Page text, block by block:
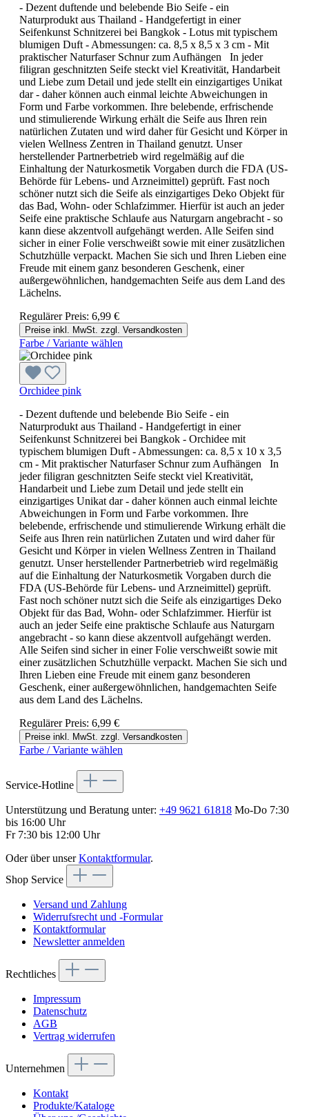
- Dezent duftende und belebende Bio Seife - ein
Naturprodukt aus Thailand - Handgefertigt in einer
Seifenkunst Schnitzerei bei Bangkok - Lotus mit typischem
blumigen Duft - Abmessungen: ca. 8,5 x 8,5 x 3 cm - Mit
praktischer Naturfaser Schnur zum Aufhängen In jeder
filigran geschnitzten Seife steckt viel Kreativität, Handarbeit
und Liebe zum Detail und jede stellt ein einzigartiges Unikat
dar - daher können auch einmal leichte Abweichungen in
Form und Farbe vorkommen. Ihre belebende, erfrischende
und stimulierende Wirkung erhält die Seife aus Ihren rein
natürlichen Zutaten und wird daher für Gesicht und Körper in
vielen Wellness Zentren in Thailand genutzt. Unser
herstellender Partnerbetrieb wird regelmäßig auf die
Einhaltung der Naturkosmetik Vorgaben durch die FDA (US-
Behörde für Lebens- und Arzneimittel) geprüft. Fast noch
schöner nutzt sich die Seife als einzigartiges Deko Objekt für
das Bad, Wohn- oder Schlafzimmer. Hierfür ist auch an jeder
Seife eine praktische Schlaufe aus Naturgarn angebracht - so
kann diese akzentvoll aufgehängt werden. Alle Seifen sind
sicher in einer Folie verschweißt sowie mit einer zusätzlichen
Schutzhülle verpackt. Machen Sie sich und Ihren Lieben eine
Freude mit einem ganz besonderen Geschenk, einer
außergewöhnlichen, handgemachten Seife aus dem Land des
Lächelns.
Regulärer Preis: 6,99 €
Preise inkl. MwSt. zzgl. Versandkosten
Farbe / Variante wählen
Orchidee pink
- Dezent duftende und belebende Bio Seife - ein
Naturprodukt aus Thailand - Handgefertigt in einer
Seifenkunst Schnitzerei bei Bangkok - Orchidee mit
typischem blumigen Duft - Abmessungen: ca. 8,5 x 10 x 3,5
cm - Mit praktischer Naturfaser Schnur zum Aufhängen In
jeder filigran geschnitzten Seife steckt viel Kreativität,
Handarbeit und Liebe zum Detail und jede stellt ein
einzigartiges Unikat dar - daher können auch einmal leichte
Abweichungen in Form und Farbe vorkommen. Ihre
belebende, erfrischende und stimulierende Wirkung erhält die
Seife aus Ihren rein natürlichen Zutaten und wird daher für
Gesicht und Körper in vielen Wellness Zentren in Thailand
genutzt. Unser herstellender Partnerbetrieb wird regelmäßig
auf die Einhaltung der Naturkosmetik Vorgaben durch die
FDA (US-Behörde für Lebens- und Arzneimittel) geprüft.
Fast noch schöner nutzt sich die Seife als einzigartiges Deko
Objekt für das Bad, Wohn- oder Schlafzimmer. Hierfür ist
auch an jeder Seife eine praktische Schlaufe aus Naturgarn
angebracht - so kann diese akzentvoll aufgehängt werden.
Alle Seifen sind sicher in einer Folie verschweißt sowie mit
einer zusätzlichen Schutzhülle verpackt. Machen Sie sich und
Ihren Lieben eine Freude mit einem ganz besonderen
Geschenk, einer außergewöhnlichen, handgemachten Seife
aus dem Land des Lächelns.
Regulärer Preis: 6,99 €
Preise inkl. MwSt. zzgl. Versandkosten
Farbe / Variante wählen
Service-Hotline
Unterstützung und Beratung unter: +49 9621 61818 Mo-Do 7:30
bis 16:00 Uhr
Fr 7:30 bis 12:00 Uhr
Oder über unserKontaktformular.
Shop Service
Versand und Zahlung
Widerrufsrecht und -Formular
Kontaktformular
Newsletter anmelden
Rechtliches
Impressum
Datenschutz
AGB
Vertrag widerrufen
Unternehmen
Kontakt
Produkte/Kataloge